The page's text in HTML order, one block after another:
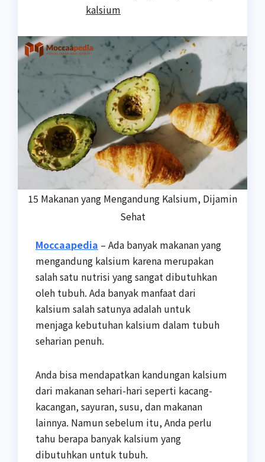
kalsium
15 Makanan yang Mengandung Kalsium, Dijamin
Sehat
Moccaapedia – Ada banyak makanan yang
mengandung kalsium karena merupakan
salah satu nutrisi yang sangat dibutuhkan
oleh tubuh. Ada banyak manfaat dari
kalsium salah satunya adalah untuk
menjaga kebutuhan kalsium dalam tubuh
seharian penuh.
Anda bisa mendapatkan kandungan kalsium
dari makanan sehari-hari seperti kacang-
kacangan, sayuran, susu, dan makanan
lainnya. Namun sebelum itu, Anda perlu
tahu berapa banyak kalsium yang
dibutuhkan untuk tubuh.